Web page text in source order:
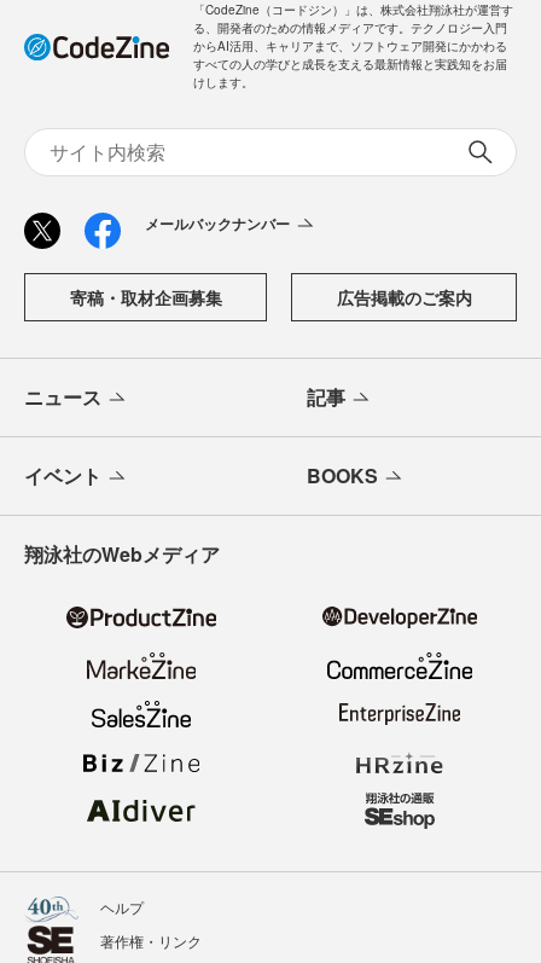
「CodeZine（コードジン）」は、株式会社翔泳社が運営す
る、開発者のための情報メディアです。テクノロジー入門
からAI活用、キャリアまで、ソフトウェア開発にかかわる
すべての人の学びと成長を支える最新情報と実践知をお届
けします。
メールバックナンバー
寄稿・取材企画募集 広告掲載のご案内
ニュース 記事
イベント BOOKS
翔泳社のWebメディア
ヘルプ
著作権・リンク